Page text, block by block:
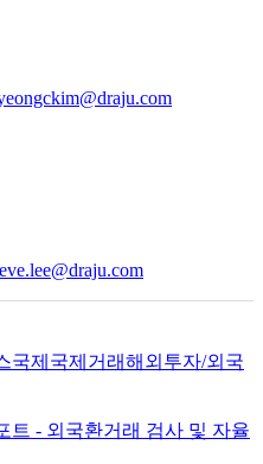
국제 국제거래해외투자/외국
트 - 외국환거래 검사 및 자율